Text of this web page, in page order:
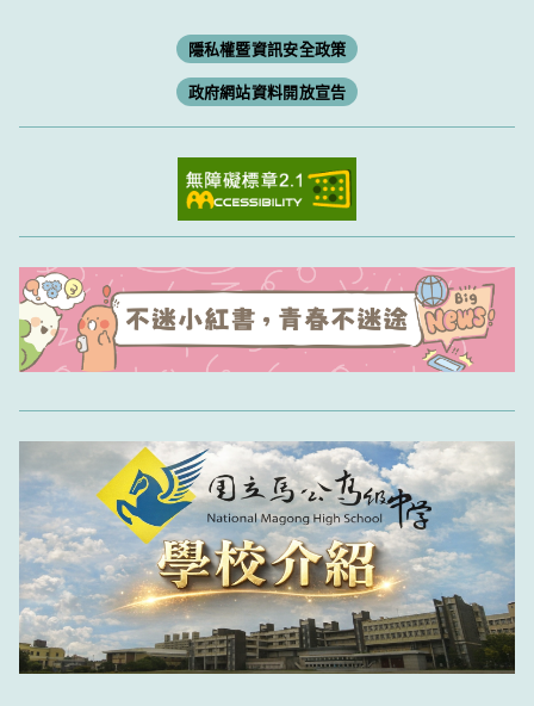
隱私權暨資訊安全政策
政府網站資料開放宣告